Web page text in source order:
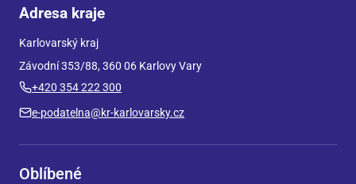
Adresa kraje
Karlovarský kraj
Závodní 353/88, 360 06 Karlovy Vary
+420 354 222 300
e-podatelna@kr-karlovarsky.cz
Oblíbené